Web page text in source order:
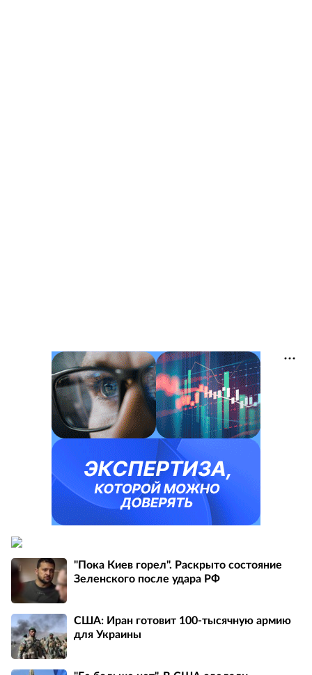
"Пока Киев горел". Раскрыто состояние
Зеленского после удара РФ
США: Иран готовит 100-тысячную армию
для Украины